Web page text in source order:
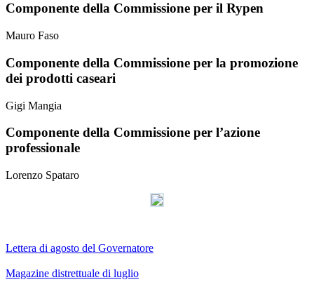
Componente della Commissione per il Rypen
Mauro Faso
Componente della Commissione per la promozione
dei prodotti caseari
Gigi Mangia
Componente della Commissione per l’azione
professionale
Lorenzo Spataro
Lettera di agosto del Governatore
Magazine distrettuale di luglio